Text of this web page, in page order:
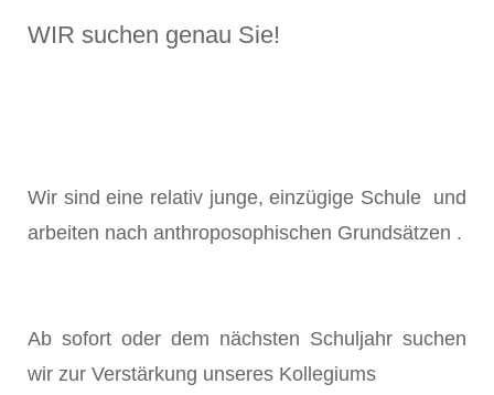
WIR suchen genau Sie!
Wir sind eine relativ junge, einzügige Schule und
arbeiten nach anthroposophischen Grundsätzen .
Ab sofort oder dem nächsten Schuljahr suchen
wir zur Verstärkung unseres Kollegiums